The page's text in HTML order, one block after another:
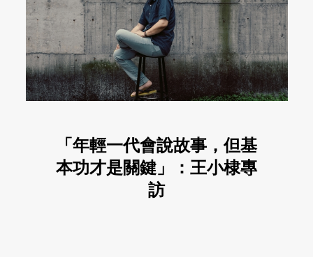
「年輕一代會說故事，但基
本功才是關鍵」：王小棣專
訪